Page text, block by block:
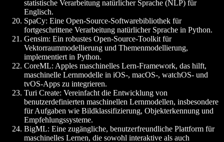
statistische Verarbeitung natürlicher Sprache (NLP) für
Englisch.
SpaCy: Eine Open-Source-Softwarebibliothek für
fortgeschrittene Verarbeitung natürlicher Sprache in Python.
Gensim: Ein robustes Open-Source-Toolkit für
Vektorraummodellierung und Themenmodellierung,
implementiert in Python.
CoreML: Apples maschinelles Lern-Framework, das hilft,
maschinelle Lernmodelle in iOS-, macOS-, watchOS- und
tvOS-Apps zu integrieren.
Turi Create: Vereinfacht die Entwicklung von
benutzerdefinierten maschinellen Lernmodellen, insbesondere
für Aufgaben wie Bildklassifizierung, Objekterkennung und
Empfehlungssysteme.
BigML: Eine zugängliche, benutzerfreundliche Plattform für
maschinelles Lernen, die sowohl interaktive als auch